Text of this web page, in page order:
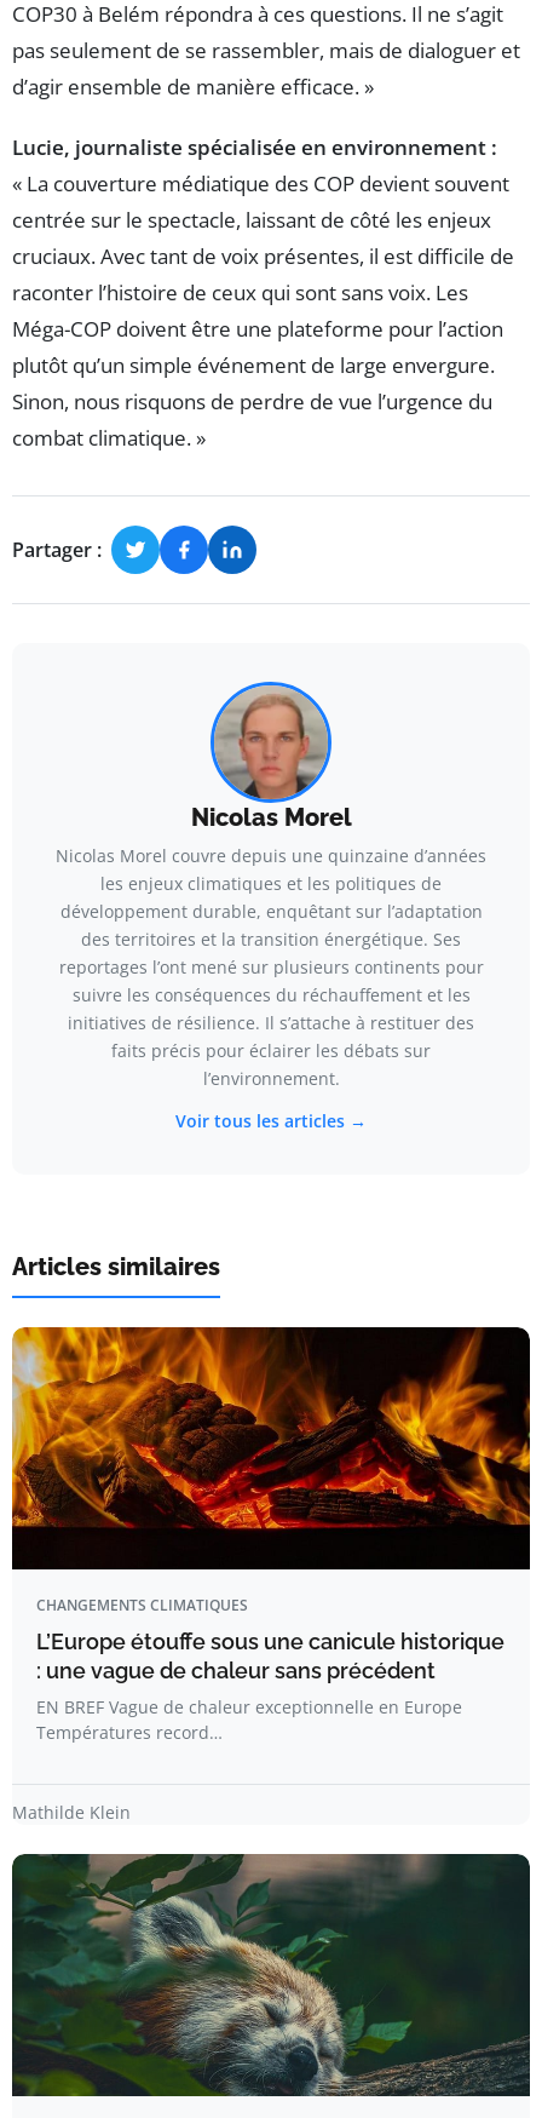
COP30 à Belém répondra à ces questions. Il ne s’agit
pas seulement de se rassembler, mais de dialoguer et
d’agir ensemble de manière efficace. »
Lucie, journaliste spécialisée en environnement :
« La couverture médiatique des COP devient souvent
centrée sur le spectacle, laissant de côté les enjeux
cruciaux. Avec tant de voix présentes, il est difficile de
raconter l’histoire de ceux qui sont sans voix. Les
Méga-COP doivent être une plateforme pour l’action
plutôt qu’un simple événement de large envergure.
Sinon, nous risquons de perdre de vue l’urgence du
combat climatique. »
Partager :
Nicolas Morel
Nicolas Morel couvre depuis une quinzaine d’années
les enjeux climatiques et les politiques de
développement durable, enquêtant sur l’adaptation
des territoires et la transition énergétique. Ses
reportages l’ont mené sur plusieurs continents pour
suivre les conséquences du réchauffement et les
initiatives de résilience. Il s’attache à restituer des
faits précis pour éclairer les débats sur
l’environnement.
Voir tous les articles →
Articles similaires
CHANGEMENTS CLIMATIQUES
L’Europe étouffe sous une canicule historique
: une vague de chaleur sans précédent
EN BREF Vague de chaleur exceptionnelle en Europe
Températures record…
Mathilde Klein